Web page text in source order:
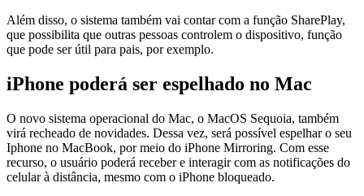
Além disso, o sistema também vai contar com a função SharePlay,
que possibilita que outras pessoas controlem o dispositivo, função
que pode ser útil para pais, por exemplo.
iPhone poderá ser espelhado no Mac
O novo sistema operacional do Mac, o MacOS Sequoia, também
virá recheado de novidades. Dessa vez, será possível espelhar o seu
Iphone no MacBook, por meio do iPhone Mirroring. Com esse
recurso, o usuário poderá receber e interagir com as notificações do
celular à distância, mesmo com o iPhone bloqueado.